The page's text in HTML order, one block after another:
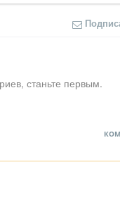
станьте первым.